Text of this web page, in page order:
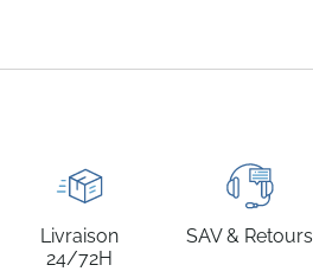
Livraison
24/72H
SAV & Retours